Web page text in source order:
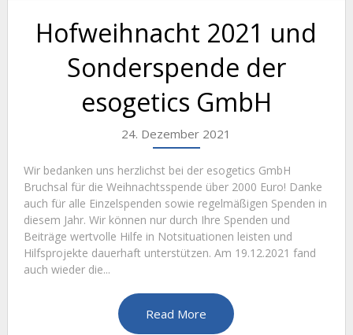
Hofweihnacht 2021 und
Sonderspende der
esogetics GmbH
24. Dezember 2021
Wir bedanken uns herzlichst bei der esogetics GmbH
Bruchsal für die Weihnachtsspende über 2000 Euro! Danke
auch für alle Einzelspenden sowie regelmäßigen Spenden in
diesem Jahr. Wir können nur durch Ihre Spenden und
Beiträge wertvolle Hilfe in Notsituationen leisten und
Hilfsprojekte dauerhaft unterstützen. Am 19.12.2021 fand
auch wieder die...
Read More